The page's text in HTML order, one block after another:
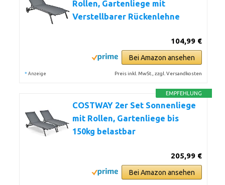
Rollen, Gartenliege mit
Verstellbarer Rückenlehne
104,99 €
Bei Amazon ansehen
* Anzeige Preis inkl. MwSt., zzgl. Versandkosten
EMPFEHLUNG
COSTWAY 2er Set Sonnenliege
mit Rollen, Gartenliege bis
150kg belastbar
205,99 €
Bei Amazon ansehen